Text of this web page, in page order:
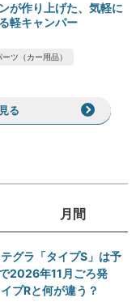
が作り上げた、気軽に
軽キャンパー
ツ（カー用品）
る
月間
グラ「タイプS」は予
2026年11月ごろ発
プRと何が違う？